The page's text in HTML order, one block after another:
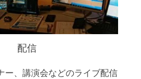
配信
ー、講演会などのライブ配信